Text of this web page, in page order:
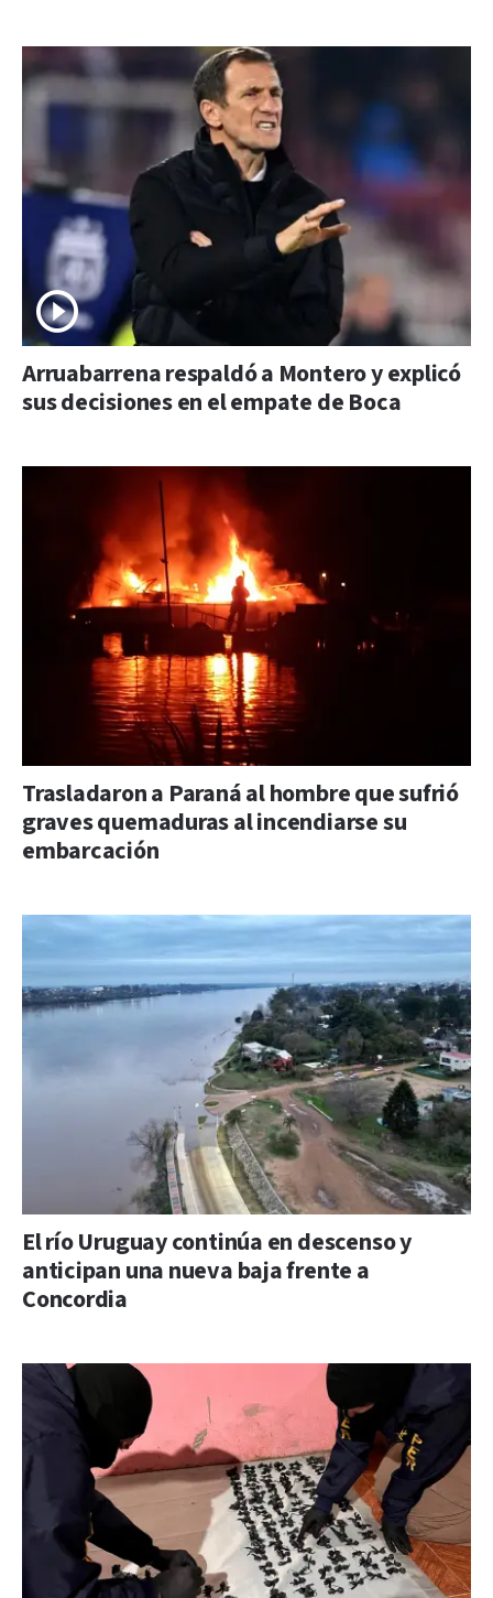
Arruabarrena respaldó a Montero y explicó
sus decisiones en el empate de Boca
Trasladaron a Paraná al hombre que sufrió
graves quemaduras al incendiarse su
embarcación
El río Uruguay continúa en descenso y
anticipan una nueva baja frente a
Concordia